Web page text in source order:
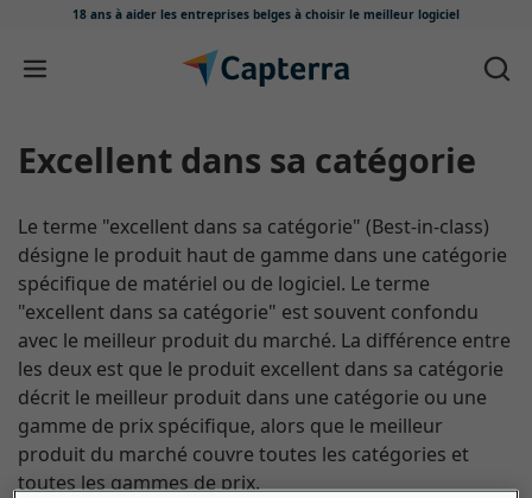
18 ans à aider les entreprises belges à choisir le meilleur logiciel
Passer au contenu
excellent dans sa catégorie
Le terme "excellent dans sa catégorie" (Best-in-class)
désigne le produit haut de gamme dans une catégorie
spécifique de matériel ou de logiciel. Le terme
"excellent dans sa catégorie" est souvent confondu
avec le meilleur produit du marché. La différence entre
les deux est que le produit excellent dans sa catégorie
décrit le meilleur produit dans une catégorie ou une
gamme de prix spécifique, alors que le meilleur
produit du marché couvre toutes les catégories et
toutes les gammes de prix.